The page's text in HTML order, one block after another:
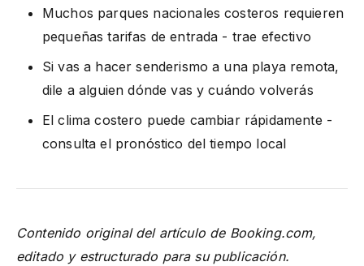
Muchos parques nacionales costeros requieren
pequeñas tarifas de entrada - trae efectivo
Si vas a hacer senderismo a una playa remota,
dile a alguien dónde vas y cuándo volverás
El clima costero puede cambiar rápidamente -
consulta el pronóstico del tiempo local
Contenido original del artículo de Booking.com,
editado y estructurado para su publicación.